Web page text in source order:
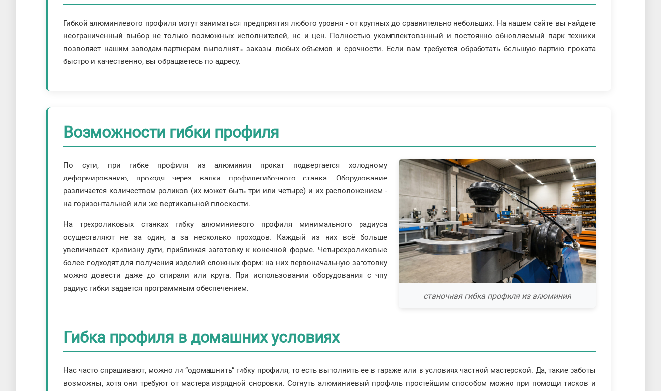
Гибкой алюминиевого профиля могут заниматься предприятия любого уровня - от крупных до сравнительно небольших. На нашем сайте вы найдете
неограниченный выбор не только возможных исполнителей, но и цен. Полностью укомплектованный и постоянно обновляемый парк техники
позволяет нашим заводам-партнерам выполнять заказы любых объемов и срочности. Если вам требуется обработать большую партию проката
быстро и качественно, вы обращаетесь по адресу.
Возможности гибки профиля
станочная гибка профиля из алюминия
По сути, при гибке профиля из алюминия прокат подвергается холодному
деформированию, проходя через валки профилегибочного станка. Оборудование
различается количеством роликов (их может быть три или четыре) и их расположением -
на горизонтальной или же вертикальной плоскости.
На трехроликовых станках гибку алюминиевого профиля минимального радиуса
осуществляют не за один, а за несколько проходов. Каждый из них всё больше
увеличивает кривизну дуги, приближая заготовку к конечной форме. Четырехроликовые
более подходят для получения изделий сложных форм: на них первоначальную заготовку
можно довести даже до спирали или круга. При использовании оборудования с чпу
радиус гибки задается программным обеспечением.
Гибка профиля в домашних условиях
Нас часто спрашивают, можно ли “одомашнить” гибку профиля, то есть выполнить ее в гараже или в условиях частной мастерской. Да, такие работы
возможны, хотя они требуют от мастера изрядной сноровки. Согнуть алюминиевый профиль простейшим способом можно при помощи тисков и